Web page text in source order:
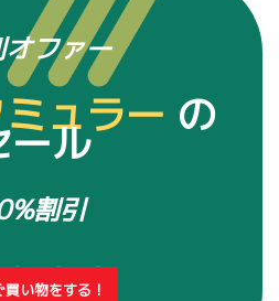
ファー
ュラー の
ール
割引
買い物をする !